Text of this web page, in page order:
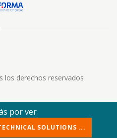
los derechos reservados
por ver
SOLUTIONS ...